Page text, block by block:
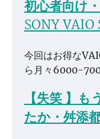
初心者向け
SONY VAIO
今回はお得な
ら月々6000-
【失笑 】も
たか・舛添